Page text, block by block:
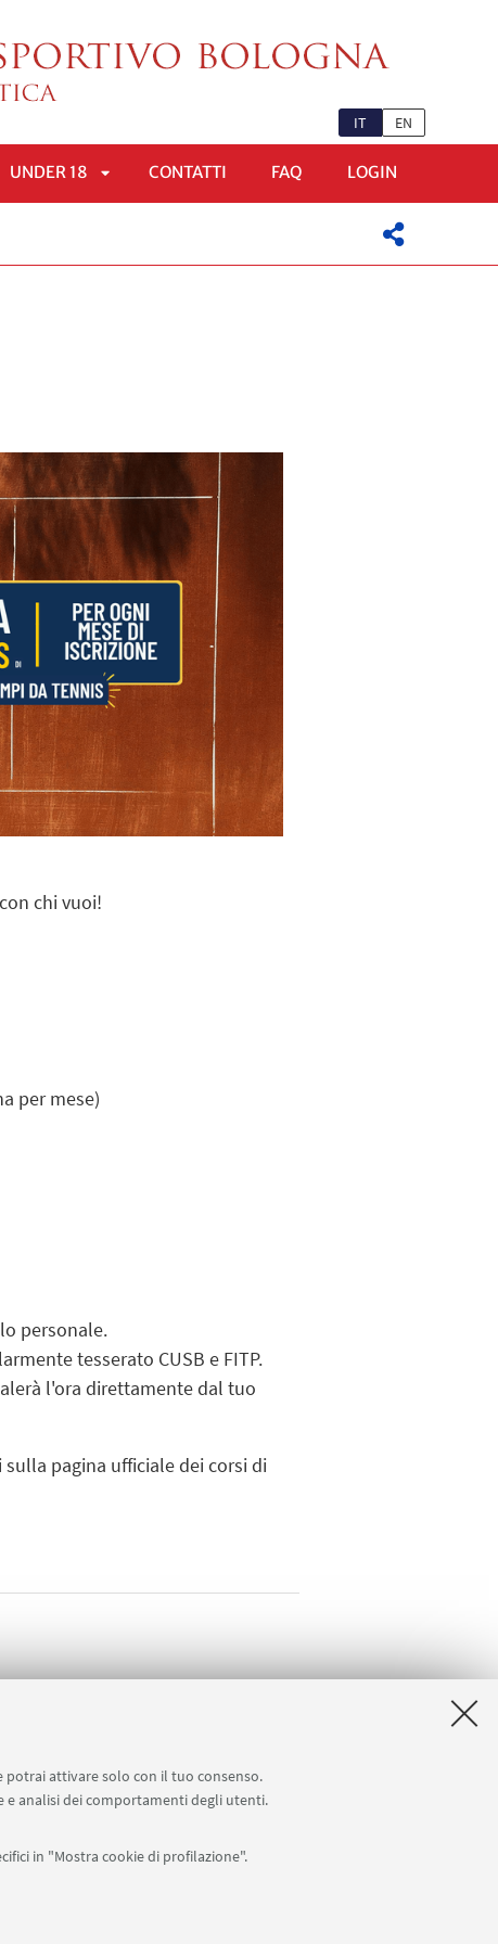
potrai attivare solo con il tuo consenso.
e analisi dei comportamenti degli utenti.
in "Mostra cookie di profilazione".
IT EN
UNDER 18 CONTATTI FAQ LOGIN
chi vuoi!
per mese)
personale.
tesserato CUSB e FITP.
l'ora direttamente dal tuo
pagina ufficiale dei corsi di